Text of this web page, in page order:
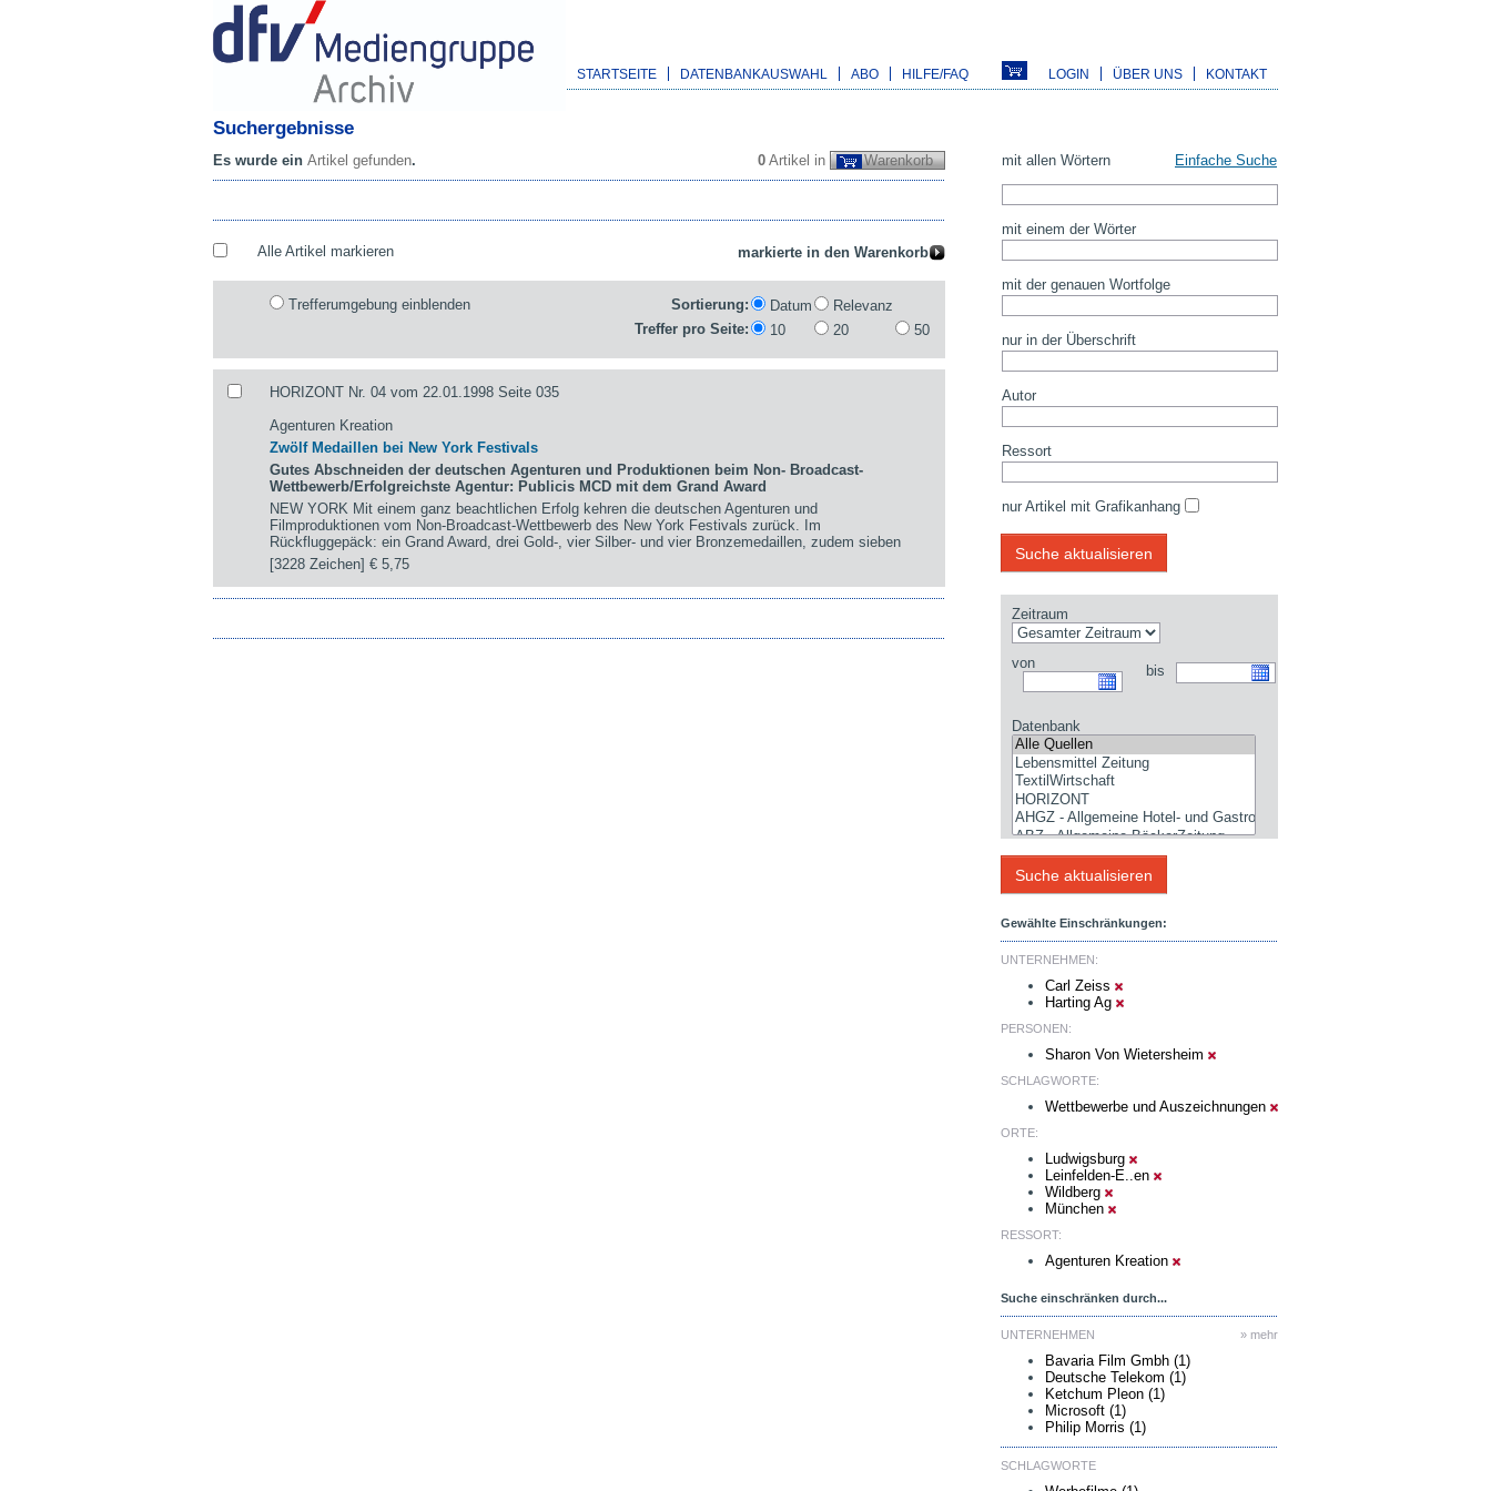
STARTSEITE DATENBANKAUSWAHL ABO HILFE/FAQ LOGIN ÜBER UNS KONTAKT
Suchergebnisse
0 Artikel in Warenkorb
Es wurde ein Artikel gefunden.
Alle Artikel markieren
Trefferumgebung einblenden Sortierung: Datum
Relevanz
Treffer pro Seite:
10 20 50
HORIZONT Nr. 04 vom 22.01.1998 Seite 035
Agenturen Kreation
Zwölf Medaillen bei New York Festivals
Gutes Abschneiden der deutschen Agenturen und Produktionen beim Non- Broadcast-
Wettbewerb/Erfolgreichste Agentur: Publicis MCD mit dem Grand Award
NEW YORK Mit einem ganz beachtlichen Erfolg kehren die deutschen Agenturen und
Filmproduktionen vom Non-Broadcast-Wettbewerb des New York Festivals zurück. Im
Rückfluggepäck: ein Grand Award, drei Gold-, vier Silber- und vier Bronzemedaillen, zudem sieben
[3228 Zeichen]€ 5,75
mit allen Wörtern Einfache Suche
mit einem der Wörter
mit der genauen Wortfolge
nur in der Überschrift
Autor
Ressort
nur Artikel mit Grafikanhang
Zeitraum
von bis
Datenbank
Gewählte Einschränkungen:
UNTERNEHMEN:
Carl Zeiss
Harting Ag
PERSONEN:
Sharon Von Wietersheim
SCHLAGWORTE:
Wettbewerbe und Auszeichnungen
ORTE:
Ludwigsburg
Leinfelden-E..en
Wildberg
München
RESSORT:
Agenturen Kreation
Suche einschränken durch...
» mehr
UNTERNEHMEN
Bavaria Film Gmbh (1)
Deutsche Telekom (1)
Ketchum Pleon (1)
Microsoft (1)
Philip Morris (1)
SCHLAGWORTE